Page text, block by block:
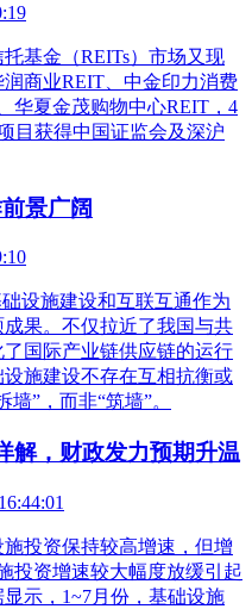
基金（REITs）市场又现
商业REIT、中金印力消费
华夏金茂购物中心REIT，4
目获得中国证监会及深沪
景广阔
设施建设和互联互通作为
果。不仅拉近了我国与共
国际产业链供应链的运行
施建设不存在互相抗衡或
”，而非“筑墙”。
解，财政发力预期升温
投资保持较高增速，但增
投资增速较大幅度放缓引起
示，1~7月份，基础设施